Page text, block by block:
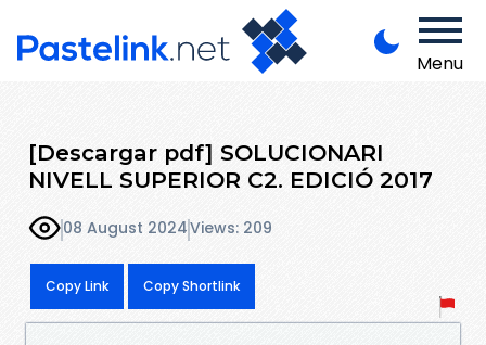
Menu
[Descargar pdf] SOLUCIONARI
NIVELL SUPERIOR C2. EDICIÓ 2017
08 August 2024Views: 209
Copy Link Copy Shortlink